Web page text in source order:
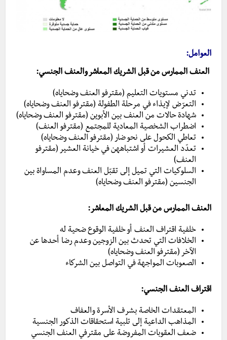
العوامل:
العنف الممارس من قبل الشريك المعاشر والعنف الجنسي:
تدني مستويات التعليم (مقترفو العنف وضحاياه)
التعرّض لإيذاء في مرحلة الطفولة (مقترفو العنف وضحاياه)
شهادة حالات من العنف بين الأبوين (مقترفو العنف وضحاياه)
اضطراب الشخصية المعادية للمجتمع (مقترفو العنف)
تعاطي الكحول على نحو ضار (مقترفو العنف وضحاياه)
تعدّد العشيرات أو اشتباههن في خيانة العشير (مقترفو
العنف)
السلوكيات التي تميل إلى تقبّل العنف وعدم المساواة بين
الجنسين (مقترفو العنف وضحاياه)
العنف الممارس من قبل الشريك المعاشر:
خلفية اقتراف العنف أو خلفية الوقوع ضحية له
الخلافات التي تحدث بين الزوجين وعدم رضا أحدها عن
الآخر (مقترفو العنف وضحاياه)
الصعوبات المواجهة في التواصل بين الشركاء
اقتراف العنف الجنسي:
المعتقدات الخاصة بشرف الأسرة والعفاف
المذاهب الداعية إلى تلبية استحقاقات الذكور الجنسية
ضعف العقوبات المفروضة على مقترفي العنف الجنسي